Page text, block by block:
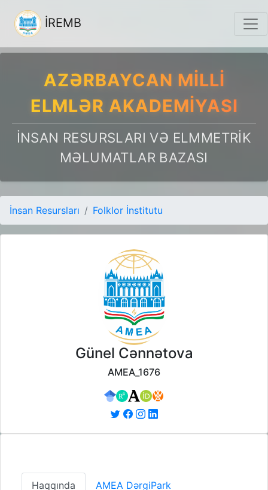
İREMB
AZƏRBAYCAN MILLI
ELMLƏR AKADEMIYASI
İNSAN RESURSLARI VƏ ELMMETRIK
MƏLUMATLAR BAZASI
İnsan Resursları Folklor İnstitutu
Günel Cənnətova
AMEA_1676
Haqqında AMEA DərgiPark